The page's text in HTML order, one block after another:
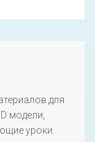
для
модели,
уроки.